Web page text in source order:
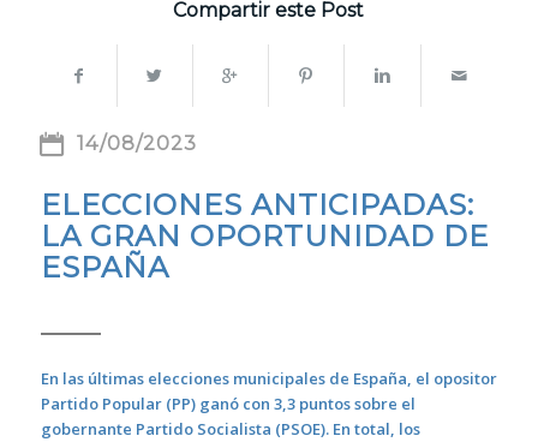
Compartir este Post
14/08/2023
ELECCIONES ANTICIPADAS:
LA GRAN OPORTUNIDAD DE
ESPAÑA
En las últimas elecciones municipales de España, el opositor
Partido Popular (PP) ganó con 3,3 puntos sobre el
gobernante Partido Socialista (PSOE). En total, los